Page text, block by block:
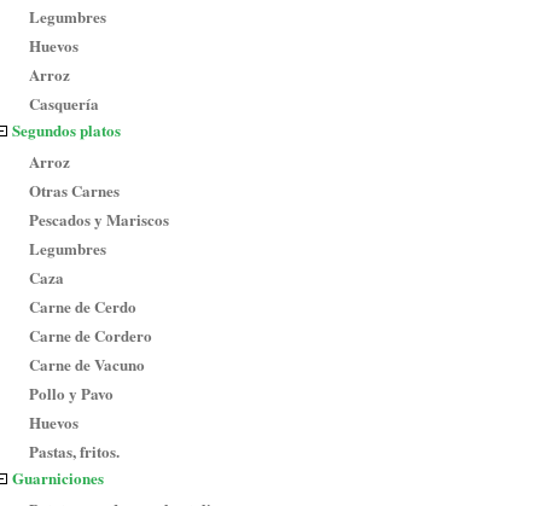
Legumbres
Huevos
Arroz
Casquería
Segundos platos
Arroz
Otras Carnes
Pescados y Mariscos
Legumbres
Caza
Carne de Cerdo
Carne de Cordero
Carne de Vacuno
Pollo y Pavo
Huevos
Pastas, fritos.
Guarniciones